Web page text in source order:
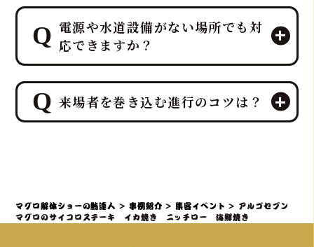
エンターテイメントとして楽しんでい
ただいた後、その場で最高の贅沢を味
わう「試食」と、イベント後の楽しみ
を提供する「販売」を同時に行うこと
が可能です。
特に集客イベントや法人宴会では、こ
の「試食＆販売」の組み合わせが、イ
電源や水道設備がない場所でも対
応できますか？
ご安心ください。出張ケータリング日
本一、ケータリング部門実績No.1を誇
るプロ集団である鮪達人は、電源や水
の実施実績があります。
来場者を巻き込む進行のコツは？
ーテイメントとして昇華させるプロの
マグロ解体ショーの鮪達人 > 事例紹介 >集客イベント > アルゴセブン
マグロのサイコロステーキ イカ焼き ニッチロー 海鮮焼き